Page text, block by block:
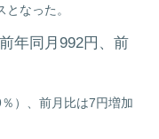
なった。
年同月992円、前
）、前月比は7円増加